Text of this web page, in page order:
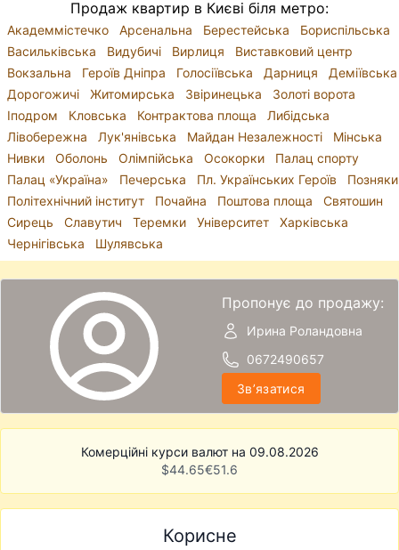
Продаж квартир в Києві біля метро:
Академмістечко Арсенальна Берестейська
Бориспільська
Васильківська
Видубичі Вирлиця
Виставковий центр
Вокзальна
Героїв Дніпра Голосіївська Дарниця
Деміївська
Дорогожичі
Житомирська Звіринецька
Золоті ворота
Іподром
Кловська Контрактова площа
Либідська
Лівобережна
Лук'янівська Майдан Незалежності
Мінська
Нивки
Оболонь Олімпійська Осокорки
Палац спорту
Палац «Україна»
Печерська Пл. Українських Героїв
Позняки
Політехнічний інститут
Почайна Поштова площа
Святошин
Сирець
Славутич Теремки Університет
Харківська
Чернігівська
Шулявська
Пропонує до продажу:
Ирина Роландовна
0672490657
Звʼязатися
Комерційні курси валют на 09.08.2026
$44.65€51.6
Корисне